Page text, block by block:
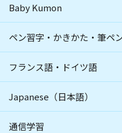
Baby Kumon
ペン習字・かきかた・筆ペ
フランス語・ドイツ語
Japanese（日本語）
通信学習